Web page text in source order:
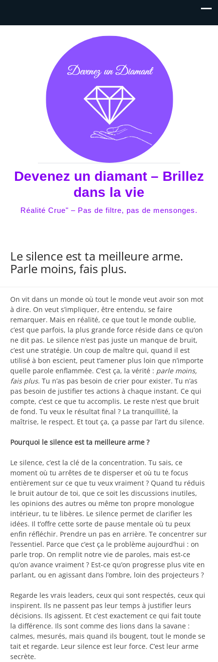
Devenez un diamant – Brillez
dans la vie
Réalité Crue" – Pas de filtre, pas de mensonges.
Le silence est ta meilleure arme.
Parle moins, fais plus.
On vit dans un monde où tout le monde veut avoir son mot
à dire. On veut s’impliquer, être entendu, se faire
remarquer. Mais en réalité, ce que tout le monde oublie,
c’est que parfois, la plus grande force réside dans ce qu’on
ne dit pas. Le silence n’est pas juste un manque de bruit,
c’est une stratégie. Un coup de maître qui, quand il est
utilisé à bon escient, peut t’amener plus loin que n’importe
quelle parole enflammée. C’est ça, la vérité : parle moins,
fais plus. Tu n’as pas besoin de crier pour exister. Tu n’as
pas besoin de justifier tes actions à chaque instant. Ce qui
compte, c’est ce que tu accomplis. Le reste n’est que bruit
de fond. Tu veux le résultat final ? La tranquillité, la
maîtrise, le respect. Et tout ça, ça passe par l’art du silence.
Pourquoi le silence est ta meilleure arme ?
Le silence, c’est la clé de la concentration. Tu sais, ce
moment où tu arrêtes de te disperser et où tu te focus
entièrement sur ce que tu veux vraiment ? Quand tu réduis
le bruit autour de toi, que ce soit les discussions inutiles,
les opinions des autres ou même ton propre monologue
intérieur, tu te libères. Le silence permet de clarifier les
idées. Il t’offre cette sorte de pause mentale où tu peux
enfin réfléchir. Prendre un pas en arrière. Te concentrer sur
l’essentiel. Parce que c’est ça le problème aujourd’hui : on
parle trop. On remplit notre vie de paroles, mais est-ce
qu’on avance vraiment ? Est-ce qu’on progresse plus vite en
parlant, ou en agissant dans l’ombre, loin des projecteurs ?
Regarde les vrais leaders, ceux qui sont respectés, ceux qui
inspirent. Ils ne passent pas leur temps à justifier leurs
décisions. Ils agissent. Et c’est exactement ce qui fait toute
la différence. Ils sont comme des lions dans la savane :
calmes, mesurés, mais quand ils bougent, tout le monde se
tait et regarde. Leur silence est leur force. C’est leur arme
secrète.